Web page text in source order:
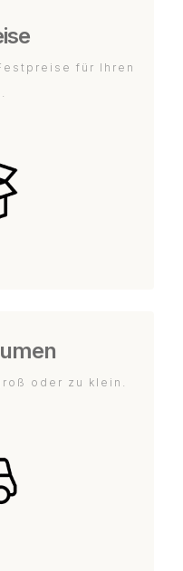
für Ihren
oder zu klein.